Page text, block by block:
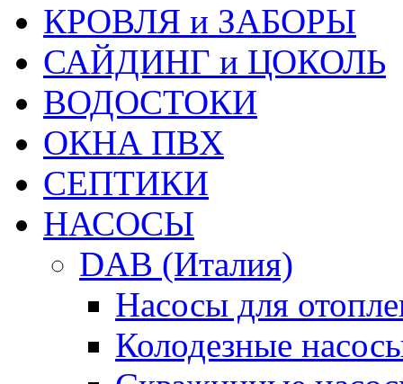
КРОВЛЯ и ЗАБОРЫ
САЙДИНГ и ЦОКОЛЬ
ВОДОСТОКИ
ОКНА ПВХ
СЕПТИКИ
НАСОСЫ
DAB (Италия)
Насосы для
Колодезные